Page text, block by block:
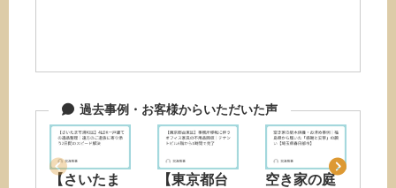
過去事例・お客様からいただいた声
【さいたま
【東京都台
空き家の庭